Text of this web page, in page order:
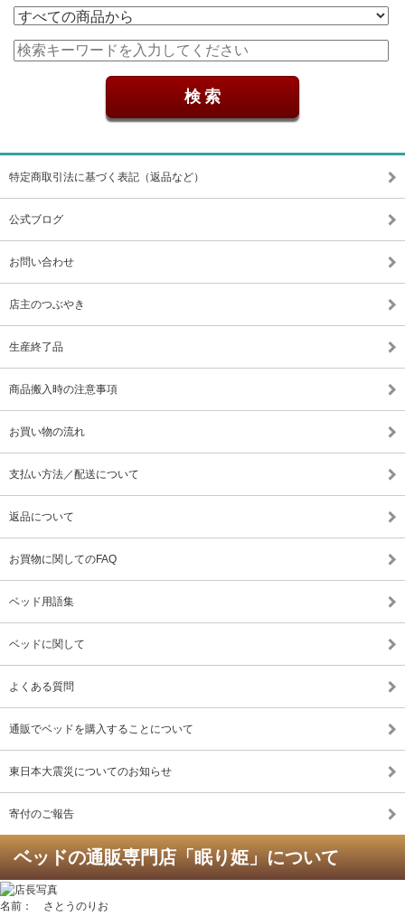
特定商取引法に基づく表記（返品など）
公式ブログ
お問い合わせ
店主のつぶやき
生産終了品
商品搬入時の注意事項
お買い物の流れ
支払い方法／配送について
返品について
お買物に関してのFAQ
ベッド用語集
ベッドに関して
よくある質問
通販でベッドを購入することについて
東日本大震災についてのお知らせ
寄付のご報告
ベッドの通販専門店「眠り姫」について
名前： さとうのりお